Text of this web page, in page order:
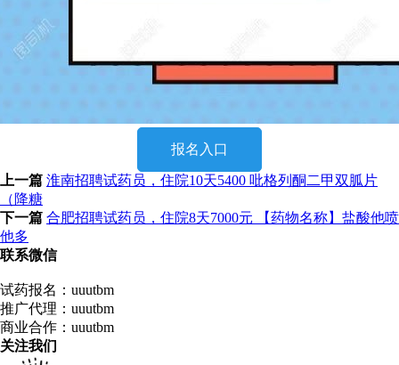
报名入口
上一篇 淮南招聘试药员，住院10天5400 吡格列酮二甲双胍片
（降糖
下一篇 合肥招聘试药员，住院8天7000元 【药物名称】盐酸他喷
他多
联系微信
试药报名：uuutbm
推广代理：uuutbm
商业合作：uuutbm
关注我们